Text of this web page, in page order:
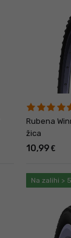
Rubena
žica
10,99 €
Na zalihi >